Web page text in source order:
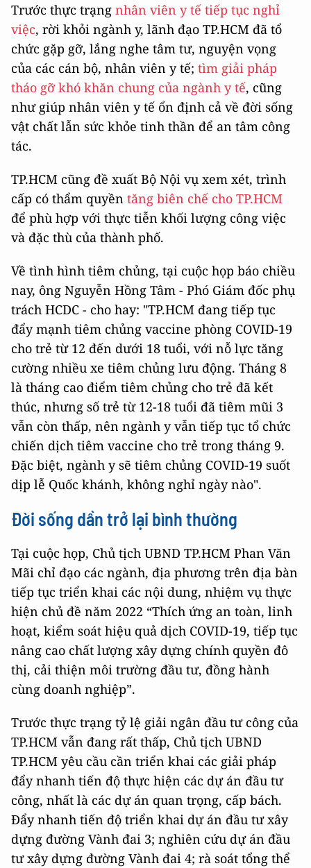
Trước thực trạng nhân viên y tế tiếp tục nghỉ
việc, rời khỏi ngành y, lãnh đạo TP.HCM đã tổ
chức gặp gỡ, lắng nghe tâm tư, nguyện vọng
của các cán bộ, nhân viên y tế; tìm giải pháp
tháo gỡ khó khăn chung của ngành y tế, cũng
như giúp nhân viên y tế ổn định cả về đời sống
vật chất lẫn sức khỏe tinh thần để an tâm công
tác.
TP.HCM cũng đề xuất Bộ Nội vụ xem xét, trình
cấp có thẩm quyền tăng biên chế cho TP.HCM
để phù hợp với thực tiễn khối lượng công việc
và đặc thù của thành phố.
Về tình hình tiêm chủng, tại cuộc họp báo chiều
nay, ông Nguyễn Hồng Tâm - Phó Giám đốc phụ
trách HCDC - cho hay: "TP.HCM đang tiếp tục
đẩy mạnh tiêm chủng vaccine phòng COVID-19
cho trẻ từ 12 đến dưới 18 tuổi, với nỗ lực tăng
cường nhiều xe tiêm chủng lưu động. Tháng 8
là tháng cao điểm tiêm chủng cho trẻ đã kết
thúc, nhưng số trẻ từ 12-18 tuổi đã tiêm mũi 3
vẫn còn thấp, nên ngành y vẫn tiếp tục tổ chức
chiến dịch tiêm vaccine cho trẻ trong tháng 9.
Đặc biệt, ngành y sẽ tiêm chủng COVID-19 suốt
dịp lễ Quốc khánh, không nghỉ ngày nào".
Đời sống dần trở lại bình thường
Tại cuộc họp, Chủ tịch UBND TP.HCM Phan Văn
Mãi chỉ đạo các ngành, địa phương trên địa bàn
tiếp tục triển khai các nội dung, nhiệm vụ thực
hiện chủ đề năm 2022 “Thích ứng an toàn, linh
hoạt, kiểm soát hiệu quả dịch COVID-19, tiếp tục
nâng cao chất lượng xây dựng chính quyền đô
thị, cải thiện môi trường đầu tư, đồng hành
cùng doanh nghiệp”.
Trước thực trạng tỷ lệ giải ngân đầu tư công của
TP.HCM vẫn đang rất thấp, Chủ tịch UBND
TP.HCM yêu cầu cần triển khai các giải pháp
đẩy nhanh tiến độ thực hiện các dự án đầu tư
công, nhất là các dự án quan trọng, cấp bách.
Đẩy nhanh tiến độ triển khai dự án đầu tư xây
dựng đường Vành đai 3; nghiên cứu dự án đầu
tư xây dựng đường Vành đai 4; rà soát tổng thể